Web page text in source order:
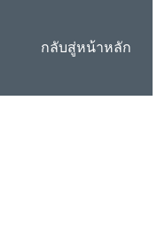
กลับสู่หน้าหลัก